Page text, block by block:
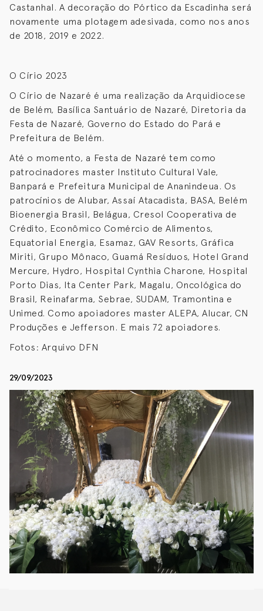
Castanhal. A decoração do Pórtico da Escadinha será
novamente uma plotagem adesivada, como nos anos
de 2018, 2019 e 2022.
O Círio 2023
O Círio de Nazaré é uma realização da Arquidiocese
de Belém, Basílica Santuário de Nazaré, Diretoria da
Festa de Nazaré, Governo do Estado do Pará e
Prefeitura de Belém.
Até o momento, a Festa de Nazaré tem como
patrocinadores master Instituto Cultural Vale,
Banpará e Prefeitura Municipal de Ananindeua. Os
patrocínios de Alubar, Assaí Atacadista, BASA, Belém
Bioenergia Brasil, Belágua, Cresol Cooperativa de
Crédito, Econômico Comércio de Alimentos,
Equatorial Energia, Esamaz, GAV Resorts, Gráfica
Miriti, Grupo Mônaco, Guamá Resíduos, Hotel Grand
Mercure, Hydro, Hospital Cynthia Charone, Hospital
Porto Dias, Ita Center Park, Magalu, Oncológica do
Brasil, Reinafarma, Sebrae, SUDAM, Tramontina e
Unimed. Como apoiadores master ALEPA, Alucar, CN
Produções e Jefferson. E mais 72 apoiadores.
Fotos: Arquivo DFN
29/09/2023